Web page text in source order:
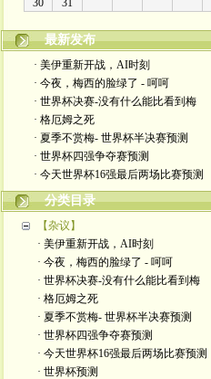
最新发布
· 美伊重新开战，AI时刻
· 今夜，梅西的脸绿了 - 呵呵
· 世界杯决赛-没有什么能比看到梅
· 格厄姆之死
· 夏季不赏梅- 世界杯半决赛预测
· 世界杯四强争夺赛预测
· 今天世界杯16强最后两场比赛预测
分类目录
【杂议】
· 美伊重新开战，AI时刻
· 今夜，梅西的脸绿了 - 呵呵
· 世界杯决赛-没有什么能比看到梅
· 格厄姆之死
· 夏季不赏梅- 世界杯半决赛预测
· 世界杯四强争夺赛预测
· 今天世界杯16强最后两场比赛预测
· 世界杯预测